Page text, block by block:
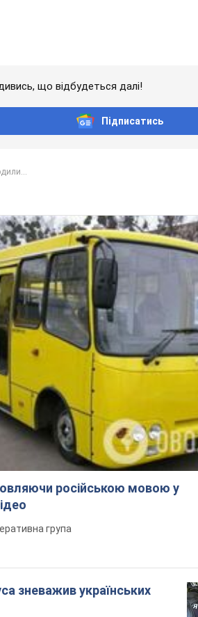
що відбудеться далі!
Підписатись
російською мовою у
група
зневажив українських